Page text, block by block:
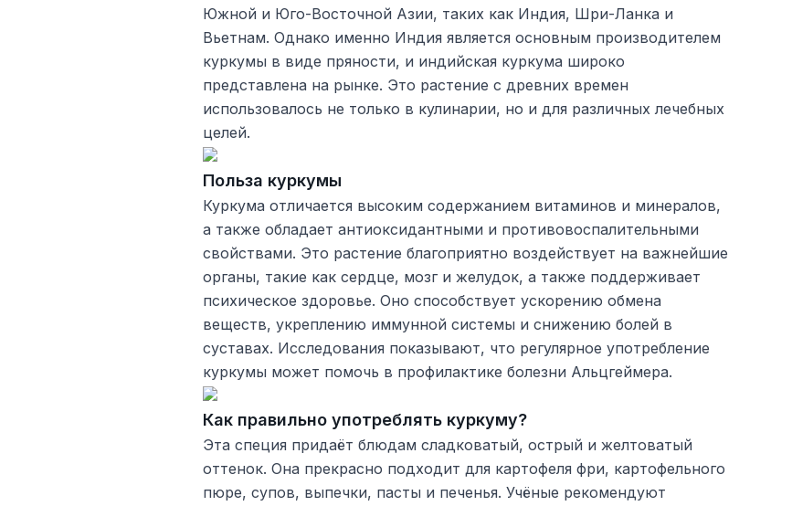
Южной и Юго-Восточной Азии, таких как Индия, Шри-Ланка и
Вьетнам. Однако именно Индия является основным производителем
куркумы в виде пряности, и индийская куркума широко
представлена на рынке. Это растение с древних времен
использовалось не только в кулинарии, но и для различных лечебных
целей.
Польза куркумы
Куркума отличается высоким содержанием витаминов и минералов,
а также обладает антиоксидантными и противовоспалительными
свойствами. Это растение благоприятно воздействует на важнейшие
органы, такие как сердце, мозг и желудок, а также поддерживает
психическое здоровье. Оно способствует ускорению обмена
веществ, укреплению иммунной системы и снижению болей в
суставах. Исследования показывают, что регулярное употребление
куркумы может помочь в профилактике болезни Альцгеймера.
Как правильно употреблять куркуму?
Эта специя придаёт блюдам сладковатый, острый и желтоватый
оттенок. Она прекрасно подходит для картофеля фри, картофельного
пюре, супов, выпечки, пасты и печенья. Учёные рекомендуют